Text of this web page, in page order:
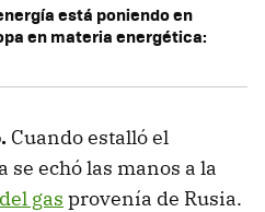
está poniendo en
en materia energética:
Cuando estalló el
echó las manos a la
gas provenía de Rusia.